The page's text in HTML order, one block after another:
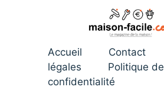
Accueil Contact
légales
Politique de
confidentialité